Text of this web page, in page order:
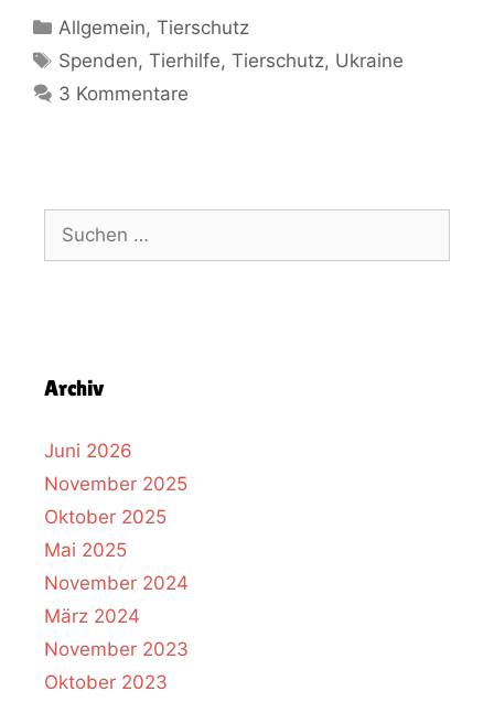
Allgemein,Tierschutz
Spenden,Tierhilfe,Tierschutz, Ukraine
3 Kommentare
Archiv
Juni 2026
November 2025
Oktober 2025
Mai 2025
November 2024
März 2024
November 2023
Oktober 2023